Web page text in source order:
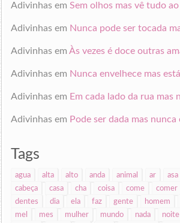
Adivinhasem Sem olhos mas vê tudo
Adivinhasem Nunca pode ser tocada
Adivinhasem Às vezes é doce outras
Adivinhasem Nunca envelhece mas
Adivinhasem Em cada lado da rua mas
Adivinhasem Pode ser dada mas nunca
Tags
agua alta alto anda animal ar asa
cabeça
casa cha coisa come comer
dentes
dia ela faz gente homem
mel
mes mulher mundo nada noite